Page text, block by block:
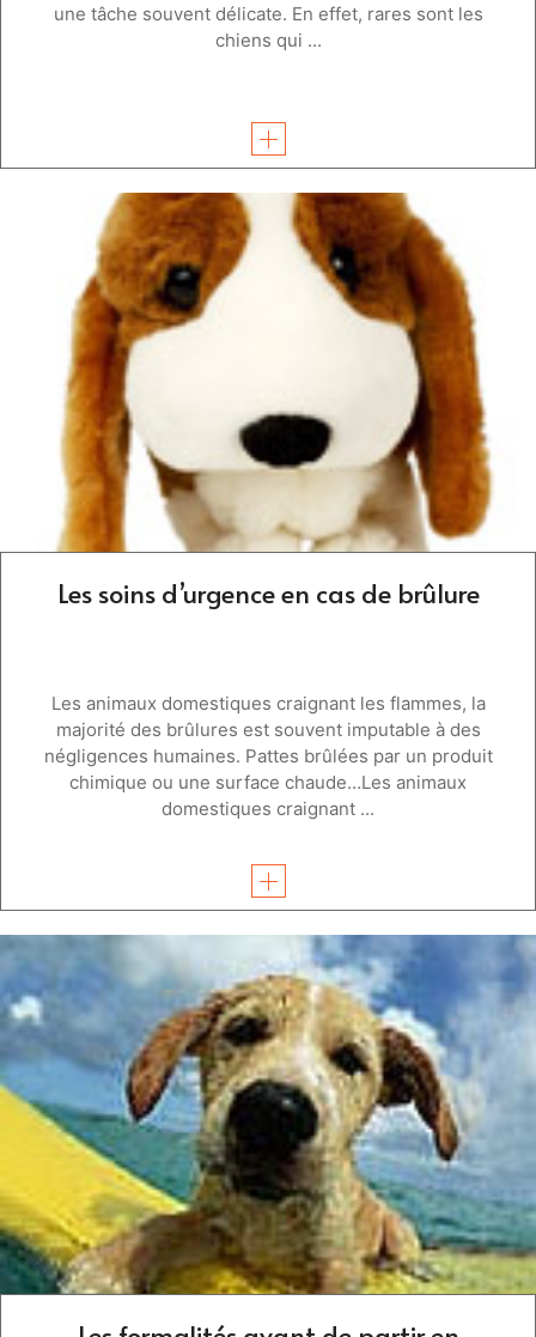
une tâche souvent délicate. En effet, rares sont les
chiens qui ...
Les soins d’urgence en cas de brûlure
Les animaux domestiques craignant les flammes, la
majorité des brûlures est souvent imputable à des
négligences humaines. Pattes brûlées par un produit
chimique ou une surface chaude…Les animaux
domestiques craignant ...